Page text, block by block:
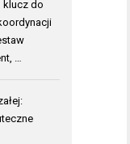
klucz do
…